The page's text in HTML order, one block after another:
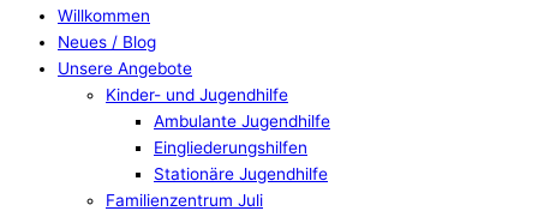
Willkommen
Neues / Blog
Unsere Angebote
Kinder- und Jugendhilfe
Ambulante Jugendhilfe
Eingliederungshilfen
Stationäre Jugendhilfe
Familienzentrum Juli